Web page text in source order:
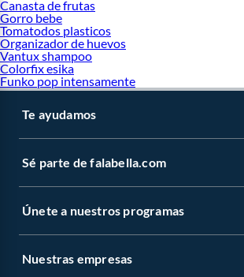
Canasta de frutas
Gorro bebe
Tomatodos plasticos
Organizador de huevos
Vantux shampoo
Colorfix esika
Funko pop intensamente
Te ayudamos
Sé parte de falabella.com
Únete a nuestros programas
Nuestras empresas